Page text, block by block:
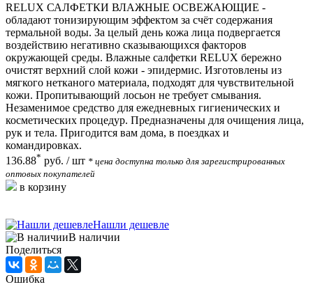
RELUX САЛФЕТКИ ВЛАЖНЫЕ ОСВЕЖАЮЩИЕ -
обладают тонизирующим эффектом за счёт содержания
термальной воды. За целый день кожа лица подвергается
воздействию негативно сказывающихся факторов
окружающей среды. Влажные салфетки RELUX бережно
очистят верхний слой кожи - эпидермис. Изготовлены из
мягкого нетканого материала, подходят для чувствительной
кожи. Пропитывающий лосьон не требует смывания.
Незаменимое средство для ежедневных гигиенических и
косметических процедур. Предназначены для очищения лица,
рук и тела. Пригодится вам дома, в поездках и
командировках.
136.88* руб. / шт * цена доступна только для зарегистрированных
оптовых покупателей
в корзину
Нашли дешевле
В наличии
Поделиться
Ошибка